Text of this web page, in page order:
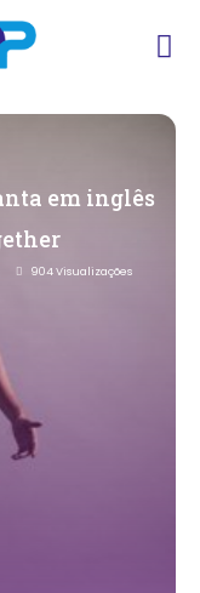
em inglês
904Visualizações